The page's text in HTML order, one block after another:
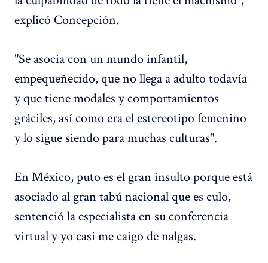
explicó Concepción.
"Se asocia con un mundo infantil,
empequeñecido, que no llega a adulto todavía
y que tiene modales y comportamientos
gráciles, así como era el estereotipo femenino
y lo sigue siendo para muchas culturas".
En México, puto es el gran insulto porque está
asociado al gran tabú nacional que es culo,
sentenció la especialista en su conferencia
virtual y yo casi me caigo de nalgas.